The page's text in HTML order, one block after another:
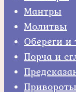
Мантры
Молитвы
Обереги
Порча и